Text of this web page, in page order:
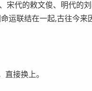
宋代的敕文俊、明代的
运联结在一起,古往今
接换上。